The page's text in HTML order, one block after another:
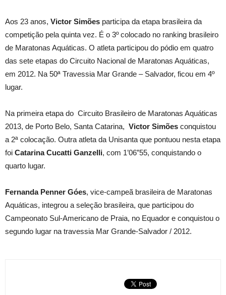
Aos 23 anos, Victor Simões participa da etapa brasileira da
competição pela quinta vez. É o 3º colocado no ranking brasileiro
de Maratonas Aquáticas. O atleta participou do pódio em quatro
das sete etapas do Circuito Nacional de Maratonas Aquáticas,
em 2012. Na 50ª Travessia Mar Grande – Salvador, ficou em 4º
lugar.
Na primeira etapa do Circuito Brasileiro de Maratonas Aquáticas
2013, de Porto Belo, Santa Catarina, Victor Simões conquistou
a 2ª colocação. Outra atleta da Unisanta que pontuou nesta etapa
foi Catarina Cucatti Ganzelli, com 1’06”55, conquistando o
quarto lugar.
Fernanda Penner Góes, vice-campeã brasileira de Maratonas
Aquáticas, integrou a seleção brasileira, que participou do
Campeonato Sul-Americano de Praia, no Equador e conquistou o
segundo lugar na travessia Mar Grande-Salvador / 2012.